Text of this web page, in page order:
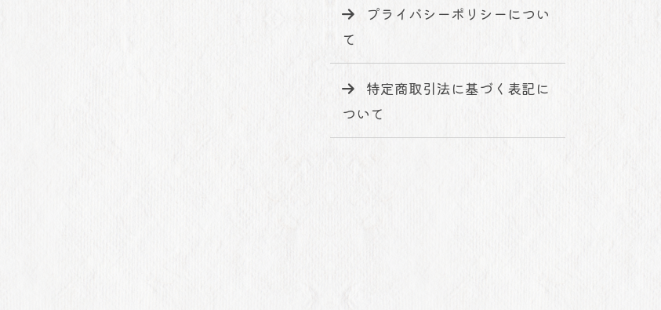
プライバシーポリシーについ
て
特定商取引法に基づく表記に
ついて